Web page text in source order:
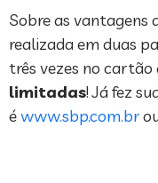
Sobre as vantagens
realizada em duas
três vezes no cartão
limitadas! Já fez
éwww.sbp.com.br